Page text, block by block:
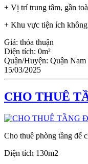
+ Vị trí trung tâm, gần
+ Khu vực tiện ích
Giá: thỏa thuận
Diện tích: 0m²
Quận/Huyện: Quận
15/03/2025
CHO THUÊ
Cho thuê phòng tầng đế
Diện tích 130m2